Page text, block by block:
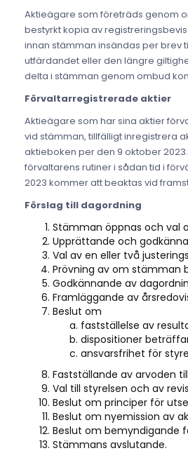
Aktieägare som företräds genom
bestyrkt kopia av
innan stämman insändas per brev
utfärdandet eller den längre
delta i stämman genom ombud
Förvaltarregistrerade aktier
Aktieägare som har sina aktier
vid stämman, tillfälligt inregistrera
aktieboken per den 9 oktober
förvaltarens rutiner i sådan tid i
2023 kommer att beaktas vid
Förslag till dagordning
Stämman öppnas och val
Upprättande och
Val av en eller två
Prövning av om stämman
Godkännande av
Framläggande av
Beslut om
fastställelse av
dispositioner
ansvarsfrihet för
Fastställande av arvoden
Val till styrelsen och av
Beslut om principer för
Beslut om nyemission av
Beslut om bemyndigande
Stämmans avslutande.